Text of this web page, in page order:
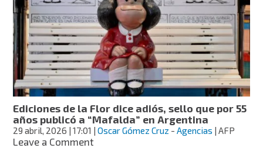
artista
alemán
de
los
cuadros
al
revés,
a
los
88
años
Ediciones de la Flor dice adiós, sello que por 55
años publicó a “Mafalda” en Argentina
29 abril, 2026 | 17:01 |Oscar Gómez Cruz -Agencias | AFP
Leave a Commenton